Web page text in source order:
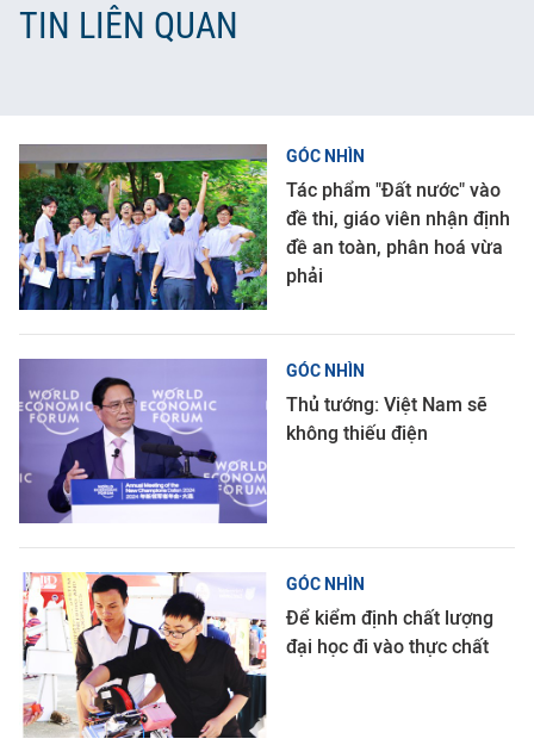
TIN LIÊN QUAN
GÓC NHÌN
Tác phẩm "Đất nước" vào
đề thi, giáo viên nhận định
đề an toàn, phân hoá vừa
phải
GÓC NHÌN
Thủ tướng: Việt Nam sẽ
không thiếu điện
GÓC NHÌN
Để kiểm định chất lượng
đại học đi vào thực chất